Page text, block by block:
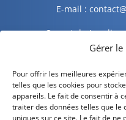
Gérer
Pour offrir les meilleures
telles que les cookies pour
appareils. Le fait de consentir à
traiter des données telles que le
uniques sur ce site. Le fait de
E-mail :
Ouvert du Lundi
Mentions légales